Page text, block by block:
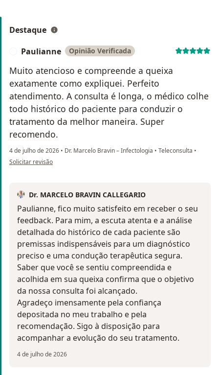
Destaque
Paulianne Opinião Verificada
Muito atencioso e compreende a queixa
exatamente como expliquei. Perfeito
atendimento. A consulta é longa, o médico colhe
todo histórico do paciente para conduzir o
tratamento da melhor maneira. Super
recomendo.
4 de julho de 2026 • Dr. Marcelo Bravin – Infectologia • Teleconsulta •
na opinião do utilizador Paulianne
Solicitar revisão
Dr. MARCELO BRAVIN CALLEGARIO
Paulianne, fico muito satisfeito em receber o seu
feedback. Para mim, a escuta atenta e a análise
detalhada do histórico de cada paciente são
premissas indispensáveis para um diagnóstico
preciso e uma condução terapêutica segura.
Saber que você se sentiu compreendida e
acolhida em sua queixa confirma que o objetivo
da nossa consulta foi alcançado.
Agradeço imensamente pela confiança
depositada no meu trabalho e pela
recomendação. Sigo à disposição para
acompanhar a evolução do seu tratamento.
4 de julho de 2026